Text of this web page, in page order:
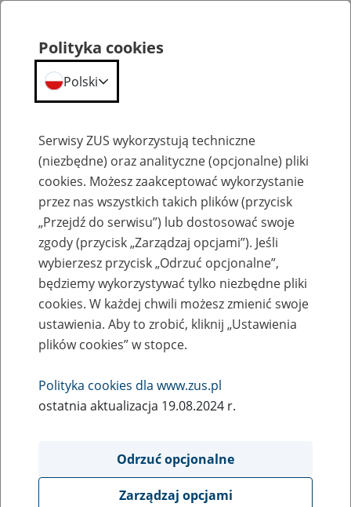
Komunikaty
Możliwe ograniczenia w działaniu Profilu
Zaufanego
17
września
2024
prowadzone prace serwisowe dotyczące Profilu
Zaufanego. W związku z tym na portalu Platformy Usług
Polityka cookies
Polski
Serwisy ZUS wykorzystują techniczne
(niezbędne) oraz analityczne (opcjonalne) pliki
cookies. Możesz zaakceptować wykorzystanie
przez nas wszystkich takich plików (przycisk
„Przejdź do serwisu”) lub dostosować swoje
zgody (przycisk „Zarządzaj opcjami”). Jeśli
wybierzesz przycisk „Odrzuć opcjonalne”,
będziemy wykorzystywać tylko niezbędne pliki
cookies. W każdej chwili możesz zmienić swoje
ustawienia. Aby to zrobić, kliknij „Ustawienia
plików cookies” w stopce.
Polityka cookies dla www.zus.pl
ostatnia aktualizacja 19.08.2024 r.
Odrzuć opcjonalne
Zarządzaj opcjami